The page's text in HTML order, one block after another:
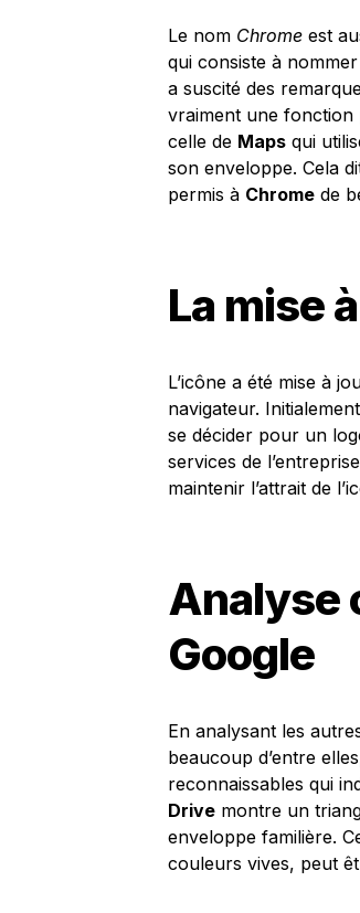
Le nom Chrome est
qui consiste à
a suscité des
vraiment une fonction
celle de Maps qui
son enveloppe. Cela
permis à Chrome de
La mise
L’icône a été mise à
navigateur.
se décider pour un
services de
maintenir l’attrait de
Analyse
Google
En analysant les
beaucoup d’entre
reconnaissables qui
Drive montre un
enveloppe familière.
couleurs vives, peut